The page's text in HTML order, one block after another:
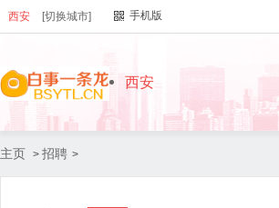
西安 [切换城市] 手机版
西安
主页 > 招聘 >